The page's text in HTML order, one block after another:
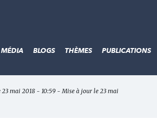
MÉDIA BLOGS THÈMES PUBLICATIONS
mai 2018 - 10:59 - Mise à jour le 23 mai